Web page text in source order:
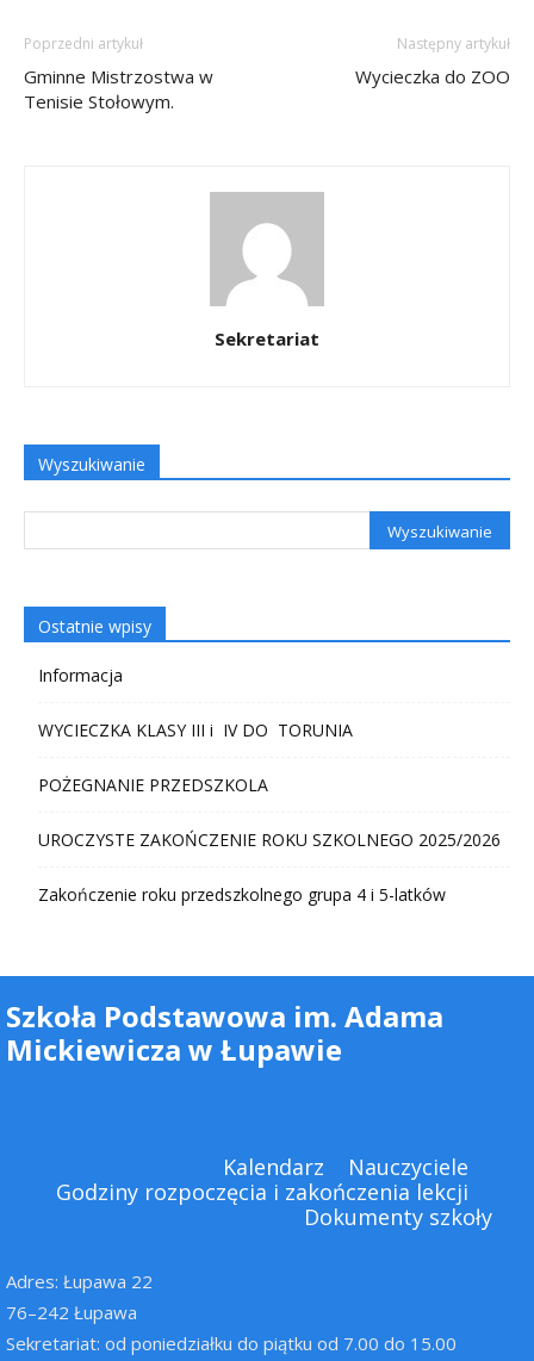
Poprzedni artykuł
Gminne Mistrzostwa w
Tenisie Stołowym.
Następny artykuł
Wycieczka do ZOO
Sekretariat
Wyszukiwanie
Ostatnie wpisy
Informacja
WYCIECZKA KLASY III i IV DO TORUNIA
POŻEGNANIE PRZEDSZKOLA
UROCZYSTE ZAKOŃCZENIE ROKU SZKOLNEGO 2025/2026
Zakończenie roku przedszkolnego grupa 4 i 5-latków
Szkoła Podstawowa im. Adama
Mickiewicza w Łupawie
Kalendarz
Nauczyciele
Godziny rozpoczęcia i zakończenia lekcji
Dokumenty szkoły
Adres: Łupawa 22
76–242 Łupawa
Sekretariat: od poniedziałku do piątku od 7.00 do 15.00